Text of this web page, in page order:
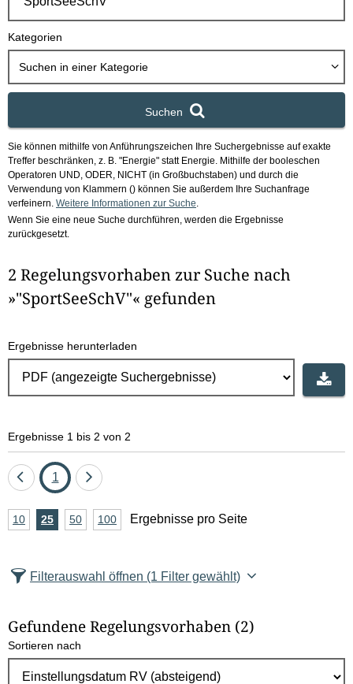
o
Kategorien
Suchen in einer Kategorie
Suchen
Sie können mithilfe von Anführungszeichen Ihre Suchergebnisse auf exakte
Treffer beschränken, z. B. "Energie" statt Energie. Mithilfe der booleschen
Operatoren UND, ODER, NICHT (in Großbuchstaben) und durch die
Verwendung von Klammern () können Sie außerdem Ihre Suchanfrage
verfeinern. Weitere Informationen zur Suche
Wenn Sie eine neue Suche durchführen, werden die Ergebnisse
zurückgesetzt.
2 Regelungsvorhaben zur Suche nach
»"SportSeeSchV"« gefunden
Ergebnisse herunterladen
Ergebnisse 1 bis 2 von 2
Eine
zurück
Seite
1
Eine
vor
A
z
l
E
10Ergebnisse
25Ergebnisse
50Ergebnisse
100Ergebnisse
Ergebnisse pro Seite
Filterauswahl öffnen (1 Filter gewählt)
Gefundene Regelungsvorhaben (2)
Sortieren nach